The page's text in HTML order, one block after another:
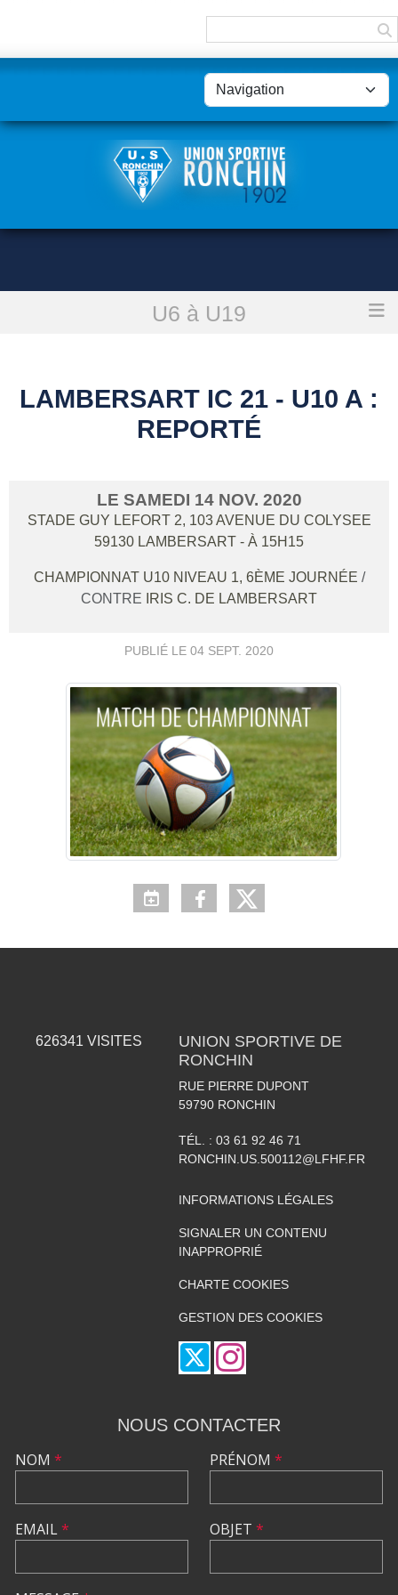
U6 à U19
Lambersart Ic 21 - U10 A : reporté
LAMBERSART IC 21 - U10 A :
REPORTÉ
LE SAMEDI 14 NOV. 2020
STADE GUY LEFORT 2, 103 AVENUE DU COLYSEE
59130 LAMBERSART - À 15H15
CHAMPIONNAT U10 NIVEAU 1, 6ÈME JOURNÉE /
CONTRE
IRIS C. DE LAMBERSART
PUBLIÉ LE 04 SEPT. 2020
626341 VISITES
UNION SPORTIVE DE
RONCHIN
RUE PIERRE DUPONT
59790 RONCHIN
TÉL. : 03 61 92 46 71
RONCHIN.US.500112@LFHF.FR
INFORMATIONS LÉGALES
SIGNALER UN CONTENU
INAPPROPRIÉ
CHARTE COOKIES
GESTION DES COOKIES
NOUS CONTACTER
NOM *
EMAIL*
PRÉNOM *
OBJET *